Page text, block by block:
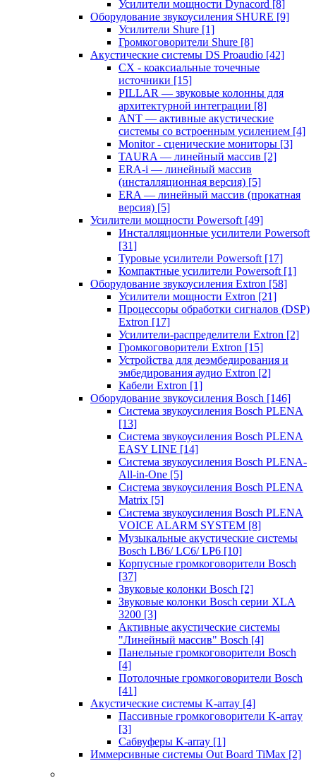
Усилители мощности Dynacord [8]
Оборудование звукоусиления SHURE [9]
Усилители Shure [1]
Громкоговорители Shure [8]
Акустические системы DS Proaudio [42]
CX - коаксиальные точечные
источники [15]
PILLAR — звуковые колонны для
архитектурной интеграции [8]
ANT — активные акустические
системы со встроенным усилением [4]
Monitor - сценические мониторы [3]
TAURA — линейный массив [2]
ERA-i — линейный массив
(инсталляционная версия) [5]
ERA — линейный массив (прокатная
версия) [5]
Усилители мощности Powersoft [49]
Инсталляционные усилители Powersoft
[31]
Туровые усилители Powersoft [17]
Компактные усилители Powersoft [1]
Оборудование звукоусиления Extron [58]
Усилители мощности Extron [21]
Процессоры обработки сигналов (DSP)
Extron [17]
Усилители-распределители Extron [2]
Громкоговорители Extron [15]
Устройства для деэмбедирования и
эмбедирования аудио Extron [2]
Кабели Extron [1]
Оборудование звукоусиления Bosch [146]
Система звукоусиления Bosch PLENA
[13]
Система звукоусиления Bosch PLENA
EASY LINE [14]
Система звукоусиления Bosch PLENA-
All-in-One [5]
Система звукоусиления Bosch PLENA
Matrix [5]
Система звукоусиления Bosch PLENA
VOICE ALARM SYSTEM [8]
Музыкальные акустические системы
Bosch LB6/ LC6/ LP6 [10]
Корпусные громкоговорители Bosch
[37]
Звуковые колонки Bosch [2]
Звуковые колонки Bosch серии XLA
3200 [3]
Активные акустические системы
"Линейный массив" Bosch [4]
Панельные громкоговорители Bosch
[4]
Потолочные громкоговорители Bosch
[41]
Акустические системы K-array [4]
Пассивные громкоговорители K-array
[3]
Сабвуферы K-array [1]
Иммерсивные системы Out Board TiMax [2]